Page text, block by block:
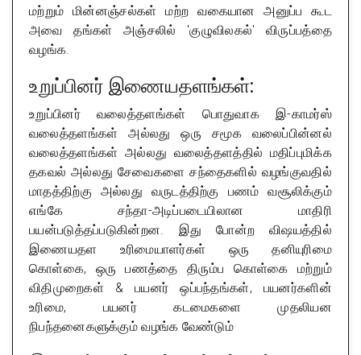
மற்றும் மின்னஞ்சல்கள் மற்ற வகையான அனுப்ப கூட
அவை தங்கள் அஞ்சலில் 'குழுவிலகல்' விருப்பத்தை
வழங்க.
உறுப்பினர் இணையதளங்கள்:
உறுப்பினர் வலைத்தளங்கள் பொதுவாக இ-காமர்ஸ்
வலைத்தளங்கள் அல்லது ஒரு சமூக வலைப்பின்னல்
வலைத்தளங்கள் அல்லது வலைத்தளத்தில் மதிப்புமிக்க
தகவல் அல்லது சேவைகளை சந்தைகளில் வழங்குவதில்
மாதத்திற்கு அல்லது வருடத்திற்கு பணம் வசூலிக்கும்
எங்கே சந்தா-அடிப்படையிலான மாதிரி
பயன்படுத்தப்படுகின்றன. இது போன்ற விஷயத்தில்
இணையதள உரிமையாளர்கள் ஒரு தனியுரிமை
கொள்கை, ஒரு பணத்தை திரும்ப கொள்கை மற்றும்
விதிமுறைகள் & பயனர் ஒப்பந்தங்கள், பயனர்களின்
உரிமை, பயனர் கடமைகளை முதலியன
நிபந்தனைகளுக்கும் வழங்க வேண்டும்